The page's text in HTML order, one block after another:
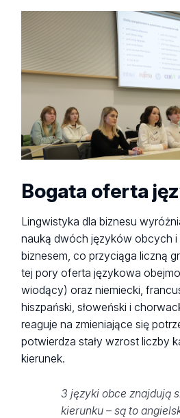
Bogata oferta
Lingwistyka dla biznesu
nauką dwóch języków obcych i
biznesem, co przyciąga liczną
tej pory oferta językowa
wiodący) oraz niemiecki,
hiszpański, słoweński i
reaguje na zmieniające się
potwierdza stały wzrost liczby
kierunek.
3 języki obce znajdują
kierunku – są to